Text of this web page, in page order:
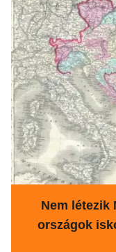
Nem létezik
országok